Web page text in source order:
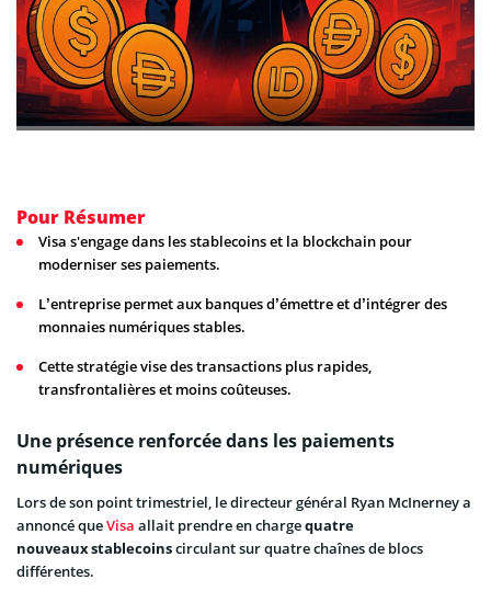
Pour Résumer
Visa s'engage dans les stablecoins et la blockchain pour
moderniser ses paiements.
L’entreprise permet aux banques d’émettre et d’intégrer des
monnaies numériques stables.
Cette stratégie vise des transactions plus rapides,
transfrontalières et moins coûteuses.
Une présence renforcée dans les paiements
numériques
Lors de son point trimestriel, le directeur général Ryan McInerney a
annoncé queVisa allait prendre en chargequatre
nouveaux stablecoinscirculant sur quatre chaînes de blocs
différentes.